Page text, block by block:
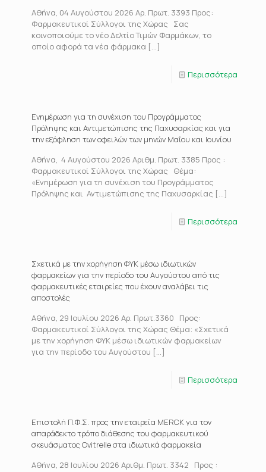
Αθήνα, 04 Αυγούστου 2026 Αρ. Πρωτ. 3393 Προς:
Φαρμακευτικοί Σύλλογοι της Χώρας Σας
κοινοποιούμε το νέο Δελτίο Τιμών Φαρμάκων, το
οποίο αφορά τα νέα φάρμακα […]
Περισσότερα
Ενημέρωση για τη συνέχιση του Προγράμματος
Πρόληψης και Αντιμετώπισης της Παχυσαρκίας και για
την εξόφληση των οφειλών των μηνών Μαΐου και Ιουνίου
Αθήνα, 4 Αυγούστου 2026 Αριθμ. Πρωτ. 3385 Προς :
Φαρμακευτικοί Σύλλογοι της Χώρας Θέμα:
«Ενημέρωση για τη συνέχιση του Προγράμματος
Πρόληψης και Αντιμετώπισης της Παχυσαρκίας […]
Περισσότερα
Σχετικά με την χορήγηση ΦΥΚ μέσω ιδιωτικών
φαρμακείων για την περίοδο του Αυγούστου από τις
φαρμακευτικές εταιρείες που έχουν αναλάβει τις
αποστολές
Αθήνα, 29 Ιουλίου 2026 Αρ. Πρωτ.3360 Προς:
Φαρμακευτικοί Σύλλογοι της Χώρας Θέμα: «Σχετικά
με την χορήγηση ΦΥΚ μέσω ιδιωτικών φαρμακείων
για την περίοδο του Αυγούστου […]
Περισσότερα
Επιστολή Π.Φ.Σ. προς την εταιρεία MERCK για τον
απαράδεκτο τρόπο διάθεσης του φαρμακευτικού
σκευάσματος Ovitrelle στα ιδιωτικά φαρμακεία
Αθήνα, 28 Ιουλίου 2026 Αριθμ. Πρωτ. 3342 Προς :